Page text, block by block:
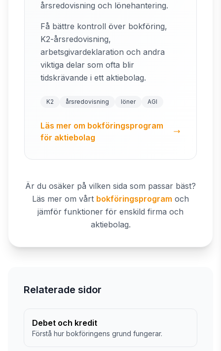
årsredovisning och lönehantering.
Få bättre kontroll över bokföring,
K2-årsredovisning,
arbetsgivardeklaration och andra
viktiga delar som ofta blir
tidskrävande i ett aktiebolag.
K2 årsredovisning löner AGI
Läs mer om bokföringsprogram
för aktiebolag
Är du osäker på vilken sida som passar bäst?
Läs mer om vårt bokföringsprogram och
jämför funktioner för enskild firma och
aktiebolag.
Relaterade sidor
Debet och kredit
Förstå hur bokföringens grund fungerar.